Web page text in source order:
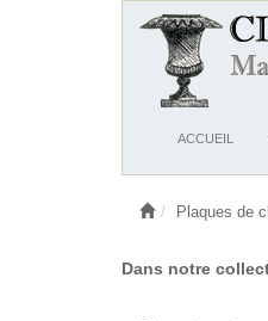
OuvrirACCUEIL
Plaques de
Dans notre